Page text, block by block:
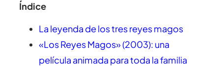
Índice
La leyenda de los tres reyes magos
«Los Reyes Magos» (2003): una
película animada para toda la familia